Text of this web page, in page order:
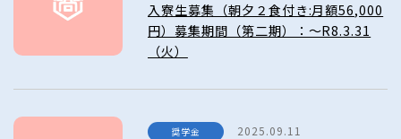
入寮生募集（朝夕２食付き:月額56,000
円）募集期間（第二期）：～R8.3.31
（火）
奨学金 2025.09.11